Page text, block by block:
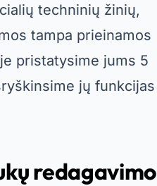
techninių žinių,
tampa prieinamos
pristatysime jums 5
jų funkcijas
redagavimo